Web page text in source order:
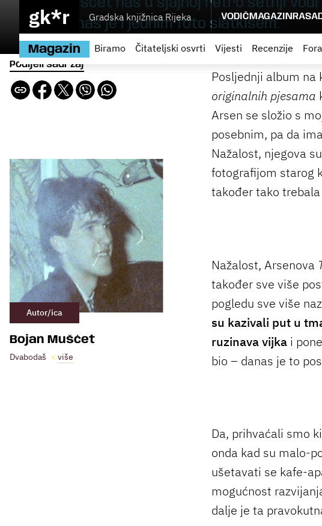
gk*r Gradska knjižnica Rijeka VODIČMAGAZIN
Magazin Biramo Čitateljski osvrti Vijesti Recenzije
Bojan Mušćet nas u sjajnoj retro šetnji vodi
podario nas je i jednim foto slatkišem.
Podijeli sadržaj
Autor/ica
Bojan Mušćet
Dvabodaš više
Posljednji album na
originalnih pjesama
Arsen se složio s
posebnim, pa da ima
Nažalost, njegova
fotografijom starog
također tako
Nažalost, Arsenova
također sve više
pogledu sve više
su kazivali put u
ruzinava vijka i
bio – danas je to
Da, prihvaćali smo
onda kad su malo-
ušetavati se kafe-
mogućnost
dalje je ta